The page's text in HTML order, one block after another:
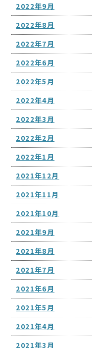
2022年9月
2022年8月
2022年7月
2022年6月
2022年5月
2022年4月
2022年3月
2022年2月
2022年1月
2021年12月
2021年11月
2021年10月
2021年9月
2021年8月
2021年7月
2021年6月
2021年5月
2021年4月
2021年3月